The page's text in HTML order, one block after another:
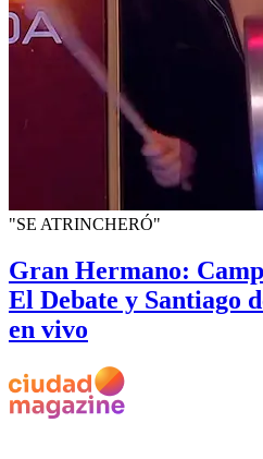
"SE ATRINCHERÓ"
Gran Hermano:
El Debate y Santiago
en vivo